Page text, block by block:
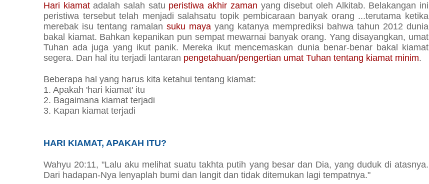
Hari kiamatadalah salah satu peristiwa akhir zaman yang disebut oleh Alkitab. Belakangan ini
peristiwa tersebut telah menjadi salahsatu topik pembicaraan banyak orang ...terutama ketika
merebak isu tentang ramalan suku maya yang katanya memprediksi bahwa tahun 2012 dunia
bakal kiamat. Bahkan kepanikan pun sempat mewarnai banyak orang. Yang disayangkan, umat
Tuhan ada juga yang ikut panik. Mereka ikut mencemaskan dunia benar-benar bakal kiamat
segera. Dan hal itu terjadi lantaran pengetahuan/pengertian umat Tuhan tentang kiamat minim.
Beberapa hal yang harus kita ketahui tentang kiamat:
1. Apakah 'hari kiamat' itu
2. Bagaimana kiamat terjadi
3. Kapan kiamat terjadi
HARI KIAMAT, APAKAH ITU?
Wahyu 20:11, "Lalu aku melihat suatu takhta putih yang besar dan Dia, yang duduk di atasnya.
Dari hadapan-Nya lenyaplah bumi dan langit dan tidak ditemukan lagi tempatnya."